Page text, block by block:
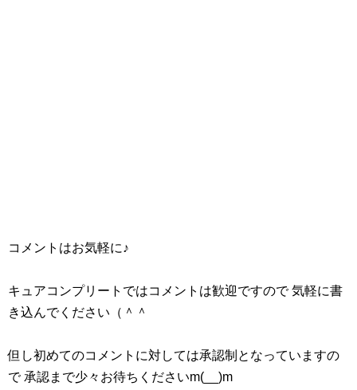
コメントはお気軽に♪
キュアコンプリートではコメントは歓迎ですので 気軽に書
き込んでください（＾＾
但し初めてのコメントに対しては承認制となっていますの
で 承認まで少々お待ちくださいm(__)m